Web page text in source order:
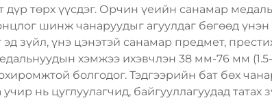
дүр төрх үүсдэг. Орчин үеийн санамар
шинж чанаруудыг агуулдаг бөгөөд үнэн
зүйл, үнэ цэнэтэй санамар предмет,
хэмжээ ихэвчлэн 38 мм-76 мм
болгодог. Тэдгээрийн бат бөх
нь цуглуулагчид, байгууллагуудад татах